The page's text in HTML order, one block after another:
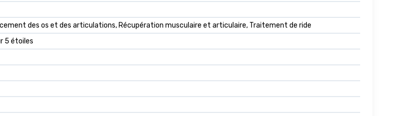
des os et des articulations, Récupération musculaire et articulaire, Traitement de ride
5 étoiles